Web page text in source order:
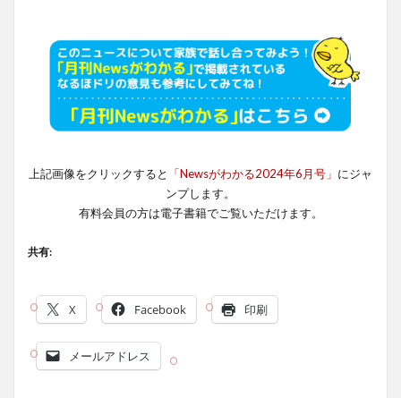
上記画像をクリックすると 「Newsがわかる2024年6 月号」 にジャ
ンプします。
有料会員の方は電子書籍でご覧いただけます。
共有:
X Facebook 印刷
メールアドレス